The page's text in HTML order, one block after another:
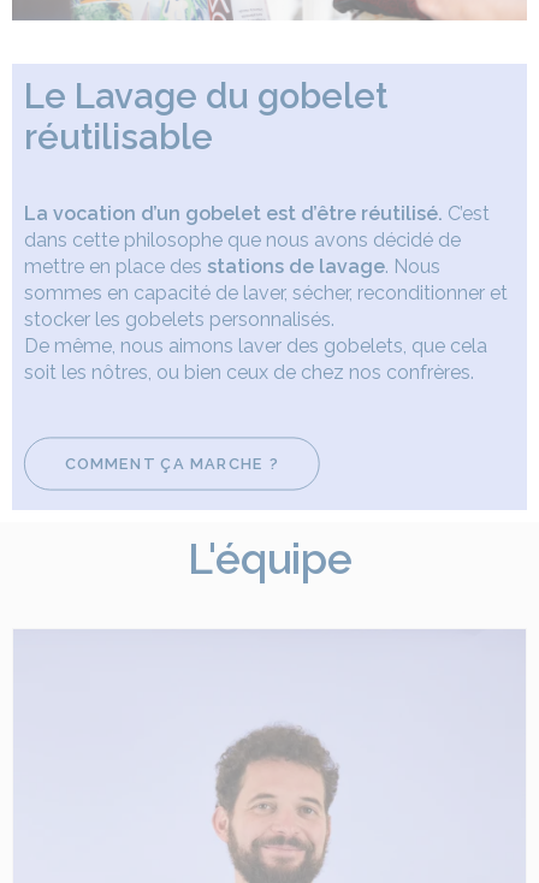
Le Lavage du gobelet
réutilisable
La vocation d’un gobelet est d’être réutilisé. C’est
dans cette philosophe que nous avons décidé de
mettre en place des stations de lavage. Nous
sommes en capacité de laver, sécher, reconditionner et
stocker les gobelets personnalisés.
De même, nous aimons laver des gobelets, que cela
soit les nôtres, ou bien ceux de chez nos confrères.
COMMENT ÇA MARCHE ?
L'équipe